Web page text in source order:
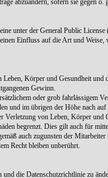
abzuändern, sofern sie gegen
unter der General Public
Einfluss auf die Art und
Körper und Gesundheit
Gewinn.
oder grob fahrlässigem
und im übrigen der Höhe nach
Verletzung von Leben, Körper
begrenzt. Dies gilt auch für
auch zugunsten der
Recht bleiben unberührt.
die Datenschutzrichtlinie zu